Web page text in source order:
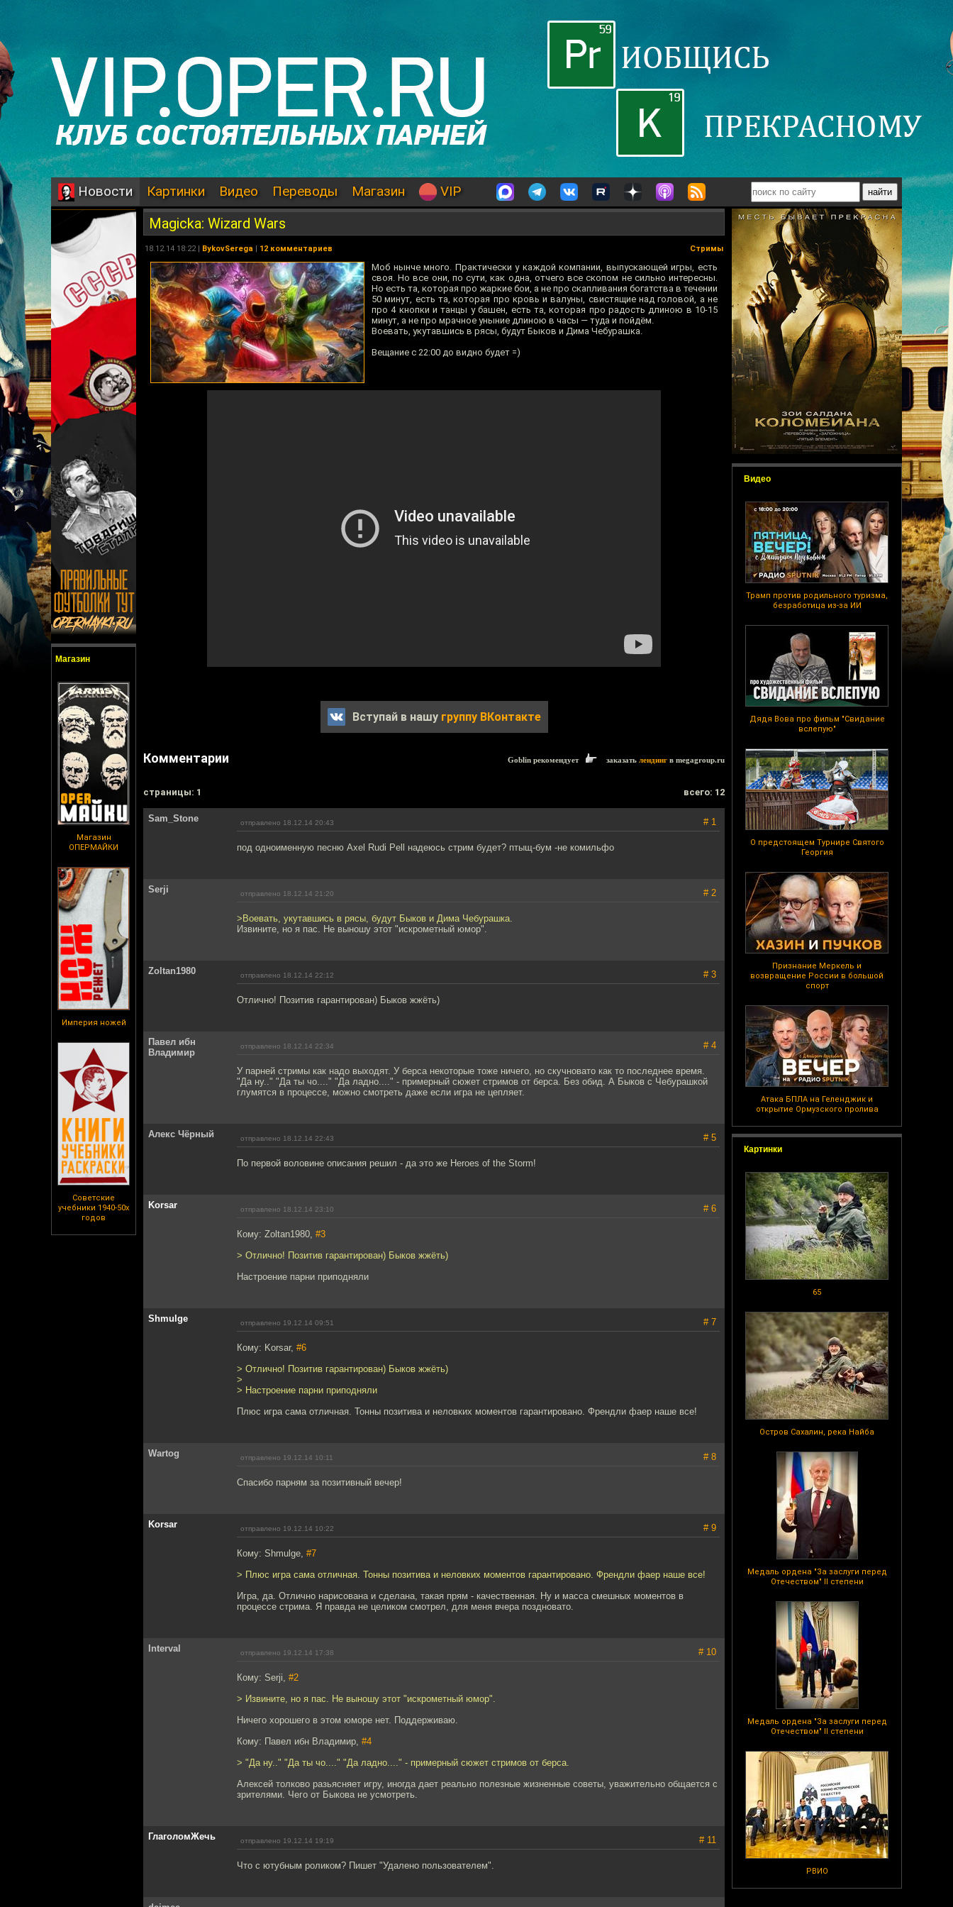
Новости Картинки Видео Переводы Магазин VIP
Магазин
Магазин
ОПЕРМАЙКИ
Империя ножей
Советские
учебники 1940-50х
годов
Видео
Трамп против родильного туризма,
безработица из-за ИИ
Дядя Вова про фильм "Свидание
вслепую"
О предстоящем Турнире Святого
Георгия
Признание Меркель и
возвращение России в большой
спорт
Атака БПЛА на Геленджик и
открытие Ормузского пролива
Картинки
65
Остров Сахалин, река Найба
Медаль ордена "За заслуги перед
Отечеством" II степени
Медаль ордена "За заслуги перед
Отечеством" II степени
РВИО
Magicka: Wizard Wars
18.12.14 18:22 | BykovSerega | 12 комментариев Стримы
Моб нынче много. Практически у каждой компании, выпускающей игры, есть
своя. Но все они, по сути, как одна, отчего все скопом не сильно интересны.
Но есть та, которая про жаркие бои, а не про скапливания богатства в течении
50 минут, есть та, которая про кровь и валуны, свистящие над головой, а не
про 4 кнопки и танцы у башен, есть та, которая про радость длиною в 10-15
минут, а не про мрачное уныние длиною в часы — туда и пойдём.
Воевать, укутавшись в рясы, будут Быков и Дима Чебурашка.
Вещание с 22:00 до видно будет =)
Вступай в нашу группу ВКонтакте
Комментарии Goblin рекомендует заказать лендинг в megagroup.ru
cтраницы: 1 всего: 12
Sam_Stone отправлено 18.12.14 20:43 # 1
под одноименную песню Axel Rudi Pell надеюсь стрим будет? птыщ-бум -не комильфо
Serji отправлено 18.12.14 21:20 # 2
>Воевать, укутавшись в рясы, будут Быков и Дима Чебурашка.
Извините, но я пас. Не выношу этот "искрометный юмор".
Zoltan1980 отправлено 18.12.14 22:12 # 3
Отлично! Позитив гарантирован) Быков жжёть)
Павел ибн
Владимир
отправлено 18.12.14 22:34 # 4
У парней стримы как надо выходят. У берса некоторые тоже ничего, но скучновато как то последнее время.
"Да ну.." "Да ты чо...." "Да ладно...." - примерный сюжет стримов от берса. Без обид. А Быков с Чебурашкой
глумятся в процессе, можно смотреть даже если игра не цепляет.
Алекс Чёрный отправлено 18.12.14 22:43 # 5
По первой воловине описания решил - да это же Heroes of the Storm!
Korsar отправлено 18.12.14 23:10 # 6
Кому: Zoltan1980, #3
> Отлично! Позитив гарантирован) Быков жжёть)
Настроение парни приподняли
Shmulge отправлено 19.12.14 09:51 # 7
Кому: Korsar, #6
> Отлично! Позитив гарантирован) Быков жжёть)
>
> Настроение парни приподняли
Плюс игра сама отличная. Тонны позитива и неловких моментов гарантировано. Френдли фаер наше все!
Wartog отправлено 19.12.14 10:11 # 8
Спасибо парням за позитивный вечер!
Korsar отправлено 19.12.14 10:22 # 9
Кому: Shmulge, #7
> Плюс игра сама отличная. Тонны позитива и неловких моментов гарантировано. Френдли фаер наше все!
Игра, да. Отлично нарисована и сделана, такая прям - качественная. Ну и масса смешных моментов в
процессе стрима. Я правда не целиком смотрел, для меня вчера поздновато.
Interval отправлено 19.12.14 17:38 # 10
Кому: Serji, #2
> Извините, но я пас. Не выношу этот "искрометный юмор".
Ничего хорошего в этом юморе нет. Поддерживаю.
Кому: Павел ибн Владимир, #4
> "Да ну.." "Да ты чо...." "Да ладно...." - примерный сюжет стримов от берса.
Алексей толково разьясняет игру, иногда дает реально полезные жизненные советы, уважительно общается с
зрителями. Чего от Быкова не усмотреть.
ГлаголомЖечь отправлено 19.12.14 19:19 # 11
Что с ютубным роликом? Пишет "Удалено пользователем".